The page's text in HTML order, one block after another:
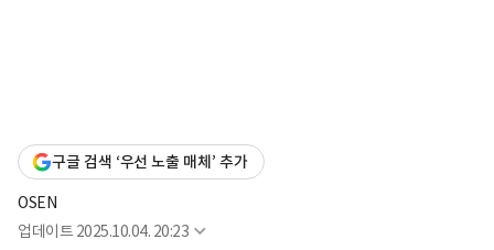
구글 검색 ‘우선 노출 매체’ 추가
OSEN
업데이트 2025.10.04. 20:23